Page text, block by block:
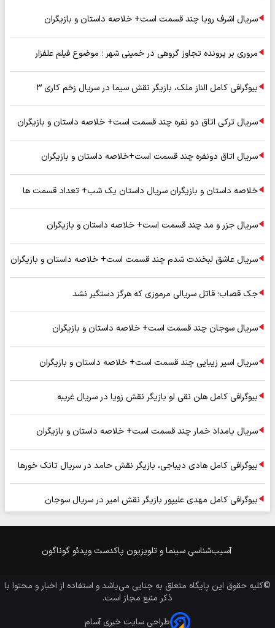
سریال اشرف رویا چند قسمت است+ خلاصه داستان و بازیگران
مروری بر پرونده تجاوز گروهی در خمینی شهر ؛ موضوع فیلم علفزار
بیوگرافی کامل الناز ملک، بازیگر نقش سیما در سریال زخم کاری ۳
سریال ترکی اتاق دو نفره چند قسمت است+ خلاصه داستان و بازیگران
سریال اتاق دونفره چند قسمت است+خلاصه داستان و بازیگران
خلاصه داستان و بازیگران سریال داستان یک شب+ تعداد قسمت ها
سریال جزر و مد چند قسمت است+ خلاصه داستان و بازیگران
سریال عاشق لبخندت شدم چند قسمت است+ خلاصه داستان و بازیگران
جک قصاب؛ قاتل سریالی مرموزی که هرگز دستگیر نشد
سریال سوجان چند قسمت است+ خلاصه داستان و بازیگران
سریال اسیر زیبایی چند قسمت است+ خلاصه داستان و بازیگران
بیوگرافی کامل هلن نقی لو بازیگر نقش زویا در سریال غریبه
سریال بامداد خمار چند قسمت است+ خلاصه داستان و بازیگران
بیوگرافی کامل هادی دیباجی، بازیگر نقش حامد در سریال تانک خورها
بیوگرافی کامل مهدی علیپور بازیگر نقش امیر در سریال سوجان
آسیب‌شناسی سینما و تلویزیون پاکدست ویدئو گوناگون
©کلیه حقوق این پایگاه متعلق به جنایی می‌باشد و استفاده از اخبار و محتوا با
ذکر منبع مجاز است.
طراحی سایت خبری آسام